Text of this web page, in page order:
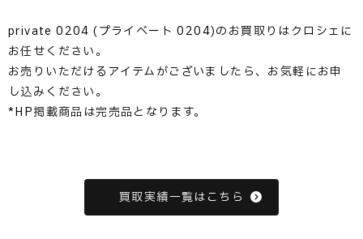
private 0204 (プライベート 0204)のお買取りはクロシェに
お任せください。
お売りいただけるアイテムがございましたら、お気軽にお申
し込みください。
*HP掲載商品は完売品となります。
買取実績一覧はこちら